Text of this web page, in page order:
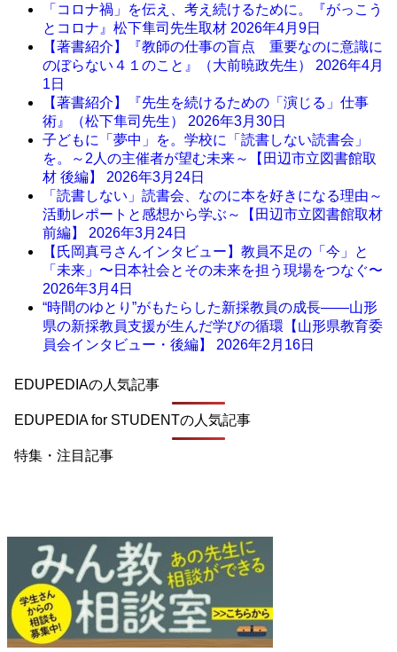
「コロナ禍」を伝え、考え続けるために。『がっこう
とコロナ』松下隼司先生取材 2026年4月9日
【著書紹介】『教師の仕事の盲点 重要なのに意識に
のぼらない４１のこと』（大前暁政先生） 2026年4月
1日
【著書紹介】『先生を続けるための「演じる」仕事
術』（松下隼司先生） 2026年3月30日
子どもに「夢中」を。学校に「読書しない読書会」
を。～2人の主催者が望む未来～【田辺市立図書館取
材 後編】 2026年3月24日
「読書しない」読書会、なのに本を好きになる理由～
活動レポートと感想から学ぶ～【田辺市立図書館取材
前編】 2026年3月24日
【氏岡真弓さんインタビュー】教員不足の「今」と
「未来」〜日本社会とその未来を担う現場をつなぐ〜
2026年3月4日
“時間のゆとり”がもたらした新採教員の成長――山形
県の新採教員支援が生んだ学びの循環【山形県教育委
員会インタビュー・後編】 2026年2月16日
EDUPEDIAの人気記事
EDUPEDIA for STUDENTの人気記事
特集・注目記事